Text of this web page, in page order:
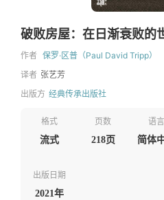
破败房屋：在日渐衰败的
作者 保罗·区普（Paul David Tripp）
译者 张艺芳
出版方 经典传承出版社
格式
流式
页数
218页
语言
简体
出版日期
2021年